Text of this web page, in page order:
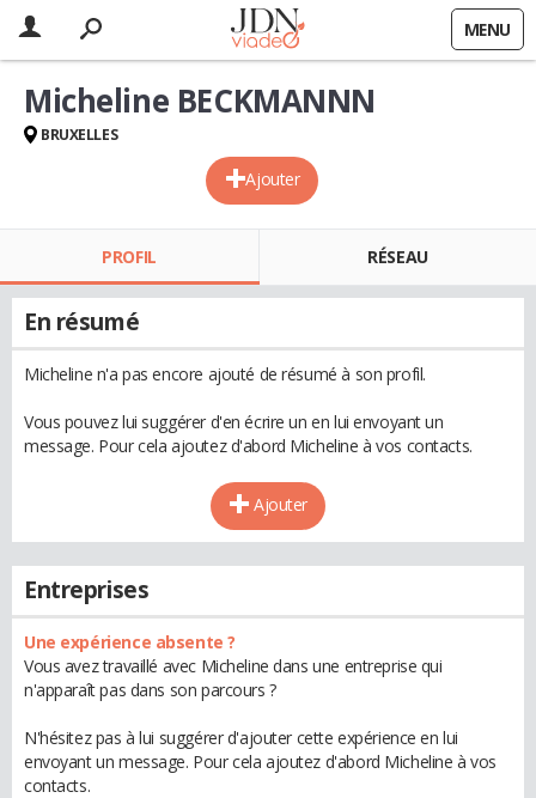
MENU
Ajouter
Micheline BECKMANNN
BRUXELLES
PROFIL RÉSEAU
En résumé
Micheline n'a pas encore ajouté de résumé à son profil.
Vous pouvez lui suggérer d'en écrire un en lui envoyant un
message. Pour cela ajoutez d'abord Micheline à vos contacts.
Ajouter
Entreprises
Une expérience absente ?
Vous avez travaillé avec Micheline dans une entreprise qui
n'apparaît pas dans son parcours ?
N'hésitez pas à lui suggérer d'ajouter cette expérience en lui
envoyant un message. Pour cela ajoutez d'abord Micheline à vos
contacts.